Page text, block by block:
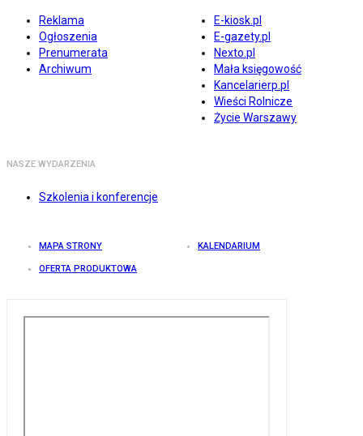
Reklama
Ogłoszenia
Prenumerata
Archiwum
E-kiosk.pl
E-gazety.pl
Nexto.pl
Mała księgowość
Kancelarierp.pl
Wieści Rolnicze
Życie Warszawy
NASZE WYDARZENIA
Szkolenia i konferencje
MAPA STRONY KALENDARIUM
OFERTA PRODUKTOWA